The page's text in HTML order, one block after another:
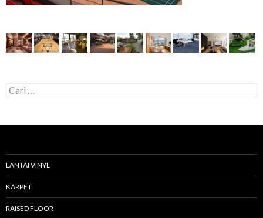
C
a
u
:
LANTAI VINYL
KARPET
RAISED FLOOR